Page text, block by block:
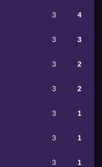
3 4
3 3
3 2
3 2
3 1
3 1
3 1